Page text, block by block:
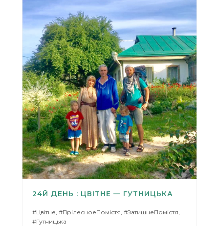
24Й ДЕНЬ : ЦВІТНЕ — ГУТНИЦЬКА
#Цвітне, #ПрілесноеПомістя, #ЗатишнеПомістя,
#Гутницька